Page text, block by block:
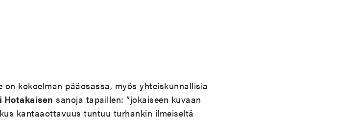
on kokoelman pääosassa, myös yhteiskunnallisia
Hotakaisen sanoja tapaillen: ”jokaiseen kuvaan
kantaaottavuus tuntuu turhankin ilmeiseltä